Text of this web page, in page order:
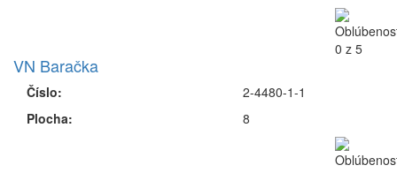
VN Baračka
Číslo:
Plocha:
2-4480-1-1
8